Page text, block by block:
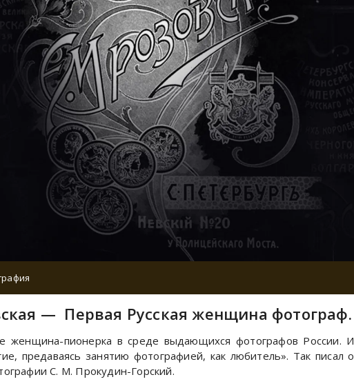
— Первая Русская женщина фотограф.
женщина-пионерка в среде выдающихся фотографов России. И
предаваясь занятию фотографией, как любитель». Так писал о
С. М. Прокудин-Горский.